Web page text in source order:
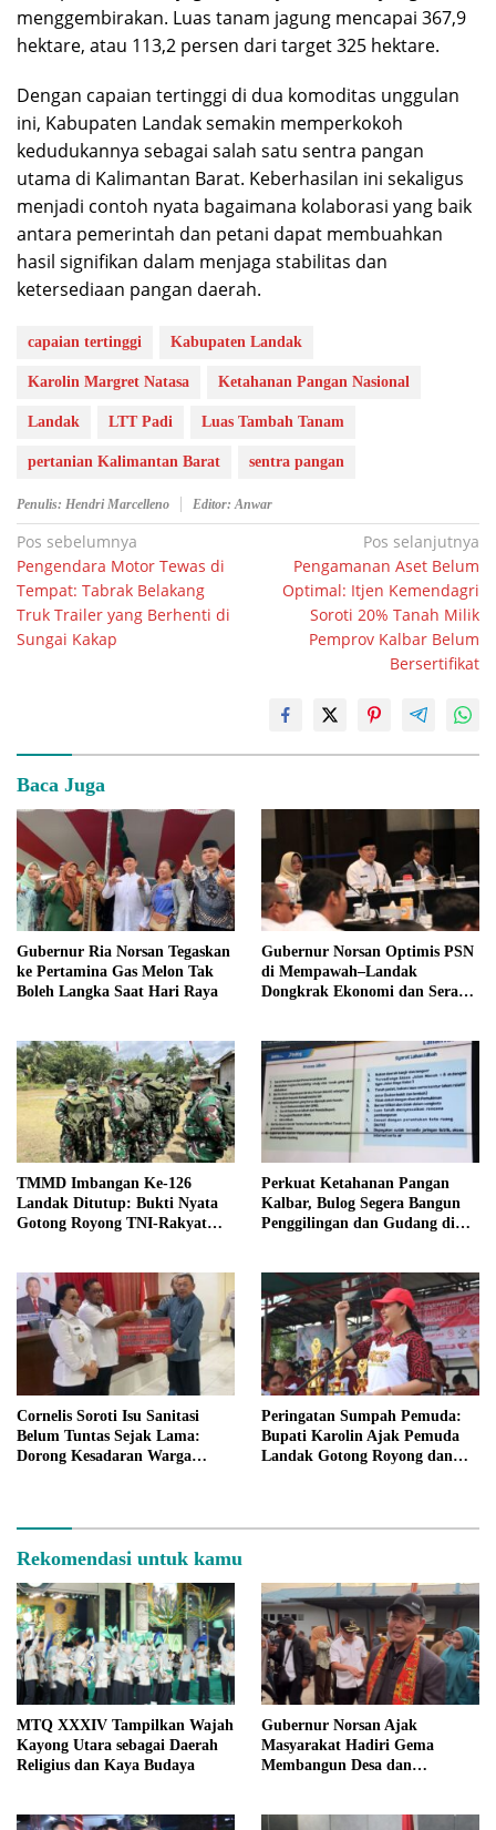
menggembirakan. Luas tanam jagung mencapai 367,9
hektare, atau 113,2 persen dari target 325 hektare.
Dengan capaian tertinggi di dua komoditas unggulan
ini, Kabupaten Landak semakin memperkokoh
kedudukannya sebagai salah satu sentra pangan
utama di Kalimantan Barat. Keberhasilan ini sekaligus
menjadi contoh nyata bagaimana kolaborasi yang baik
antara pemerintah dan petani dapat membuahkan
hasil signifikan dalam menjaga stabilitas dan
ketersediaan pangan daerah.
capaian tertinggi Kabupaten Landak
Karolin Margret Natasa Ketahanan Pangan Nasional
Landak LTT Padi Luas Tambah Tanam
pertanian Kalimantan Barat sentra pangan
Penulis: Hendri Marcelleno Editor: Anwar
Navigasi
pos
Pos sebelumnya
Pengendara Motor Tewas di
Tempat: Tabrak Belakang
Truk Trailer yang Berhenti di
Sungai Kakap
Pos selanjutnya
Pengamanan Aset Belum
Optimal: Itjen Kemendagri
Soroti 20% Tanah Milik
Pemprov Kalbar Belum
Bersertifikat
Baca Juga
Gubernur Ria Norsan Tegaskan
ke Pertamina Gas Melon Tak
Boleh Langka Saat Hari Raya
Gubernur Norsan Optimis PSN
di Mempawah–Landak
Dongkrak Ekonomi dan Serap
TMMD Imbangan Ke-126
Landak Ditutup: Bukti Nyata
Gotong Royong TNI-Rakyat
Perkuat Ketahanan Pangan
Kalbar, Bulog Segera Bangun
Penggilingan dan Gudang di
Cornelis Soroti Isu Sanitasi
Belum Tuntas Sejak Lama:
Dorong Kesadaran Warga
Peringatan Sumpah Pemuda:
Bupati Karolin Ajak Pemuda
Landak Gotong Royong dan
Rekomendasi untuk kamu
MTQ XXXIV Tampilkan Wajah
Kayong Utara sebagai Daerah
Religius dan Kaya Budaya
Gubernur Norsan Ajak
Masyarakat Hadiri Gema
Membangun Desa dan